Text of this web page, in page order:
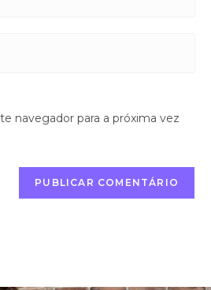
navegador para a próxima vez